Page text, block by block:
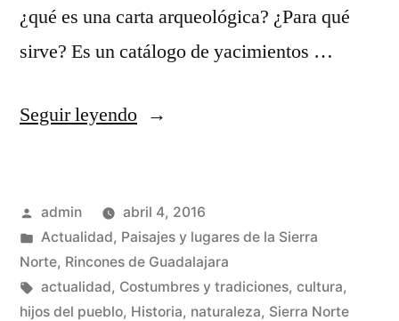
¿qué es una carta arqueológica? ¿Para qué
sirve? Es un catálogo de yacimientos …
Seguir leyendo«Tesoros
la
Sierra
Norte»
Publicado
por
admin
abril 4, 2016
Publicado
en
Actualidad, Paisajes y lugares de la Sierra
Norte, Rincones de Guadalajara
Etiquetas:
actualidad, Costumbres y tradiciones, cultura,
hijos del pueblo, Historia, naturaleza, Sierra Norte